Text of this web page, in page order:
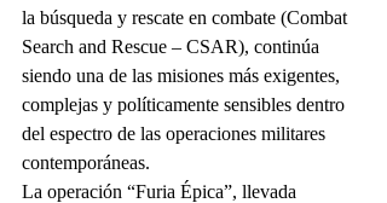
la búsqueda y rescate en combate (Combat
Search and Rescue – CSAR), continúa
siendo una de las misiones más exigentes,
complejas y políticamente sensibles dentro
del espectro de las operaciones militares
contemporáneas.
La operación “Furia Épica”, llevada